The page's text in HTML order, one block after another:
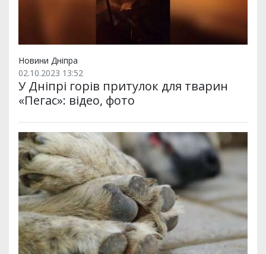
Новини Дніпра
02.10.2023 13:52
У Дніпрі горів притулок для тварин
«Пегас»: відео, фото